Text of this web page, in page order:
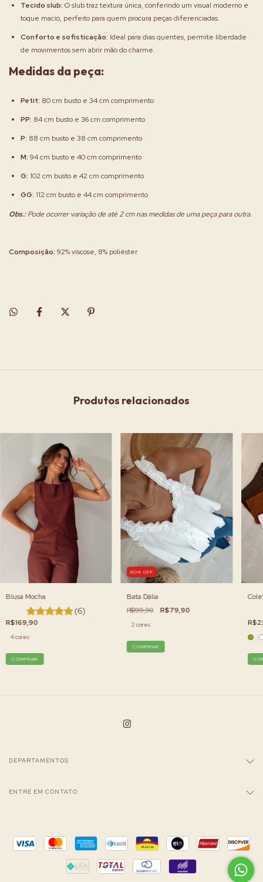
Tecido slub: O slub traz textura única, conferindo um visual moderno e
toque macio, perfeito para quem procura peças diferenciadas.
Conforto e sofisticação: Ideal para dias quentes, permite liberdade
de movimentos sem abrir mão do charme.
Medidas da peça:
Petit: 80 cm busto e 34 cm comprimento
PP: 84 cm busto e 36 cm comprimento
P: 88 cm busto e 38 cm comprimento
M: 94 cm busto e 40 cm comprimento
G: 102 cm busto e 42 cm comprimento
GG: 112 cm busto e 44 cm comprimento
Obs.:Pode ocorrer variação de até 2 cm nas medidas de uma peça para outra.
Composição: 92% viscose, 8% poliéster
Produtos relacionados
Blusa Mocha
(6)
R$169,90
4 cores
COMPRAR
60% OFF
Bata Dália
R$199,90 R$79,90
2 cores
COMPRAR
DEPARTAMENTOS
ENTRE EM CONTATO